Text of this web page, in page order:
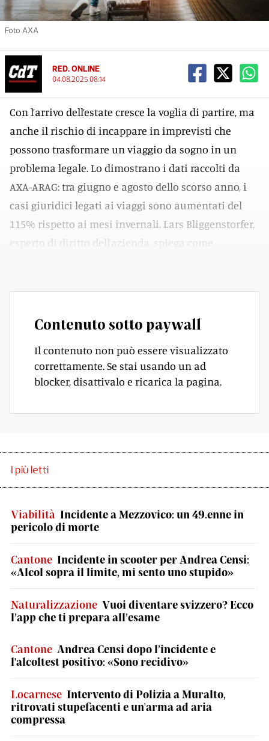
Foto AXA
RED. ONLINE
04.08.2025 08:14
Con l’arrivo dell’estate cresce la voglia di partire, ma
anche il rischio di incappare in imprevisti che
possono trasformare un viaggio da sogno in un
problema legale. Lo dimostrano i dati raccolti da
AXA-ARAG: tra giugno e agosto dello scorso anno, i
casi giuridici legati ai viaggi sono aumentati del
115% rispetto ai mesi invernali. Lars Bliggenstorfer,
esperto di diritto dell’azienda, spiega come
Contenuto sotto paywall
Il contenuto non può essere visualizzato
correttamente. Se stai usando un ad
blocker, disattivalo e ricarica la pagina.
I più letti
Viabilità Incidente a Mezzovico: un 49.enne in
pericolo di morte
Cantone Incidente in scooter per Andrea Censi:
«Alcol sopra il limite, mi sento uno stupido»
Naturalizzazione Vuoi diventare svizzero? Ecco
l’app che ti prepara all’esame
Cantone Andrea Censi dopo l’incidente e
l'alcoltest positivo: «Sono recidivo»
Locarnese Intervento di Polizia a Muralto,
ritrovati stupefacenti e un'arma ad aria
compressa